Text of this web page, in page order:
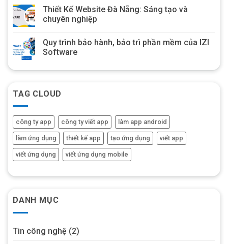
Thiết Kế Website Đà Nẵng: Sáng tạo và
chuyên nghiệp
Quy trình bảo hành, bảo trì phần mềm của IZI
Software
TAG CLOUD
công ty app công ty viết app làm app android
làm ứng dụng thiết kế app tạo ứng dụng viết app
viết ứng dụng viết ứng dụng mobile
DANH MỤC
Tin công nghệ (2)